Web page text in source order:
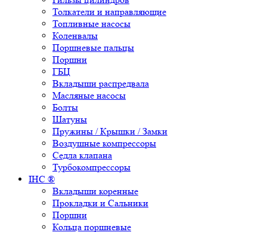
Толкатели и направляющие
Топливные насосы
Коленвалы
Поршневые пальцы
Поршни
ГБЦ
Вкладыши распредвала
Масляные насосы
Болты
Шатуны
Пружины / Крышки / Замки
Воздушные компрессоры
Седла клапана
Турбокомпрессоры
IHC ®
Вкладыши коренные
Прокладки и Сальники
Поршни
Кольца поршневые